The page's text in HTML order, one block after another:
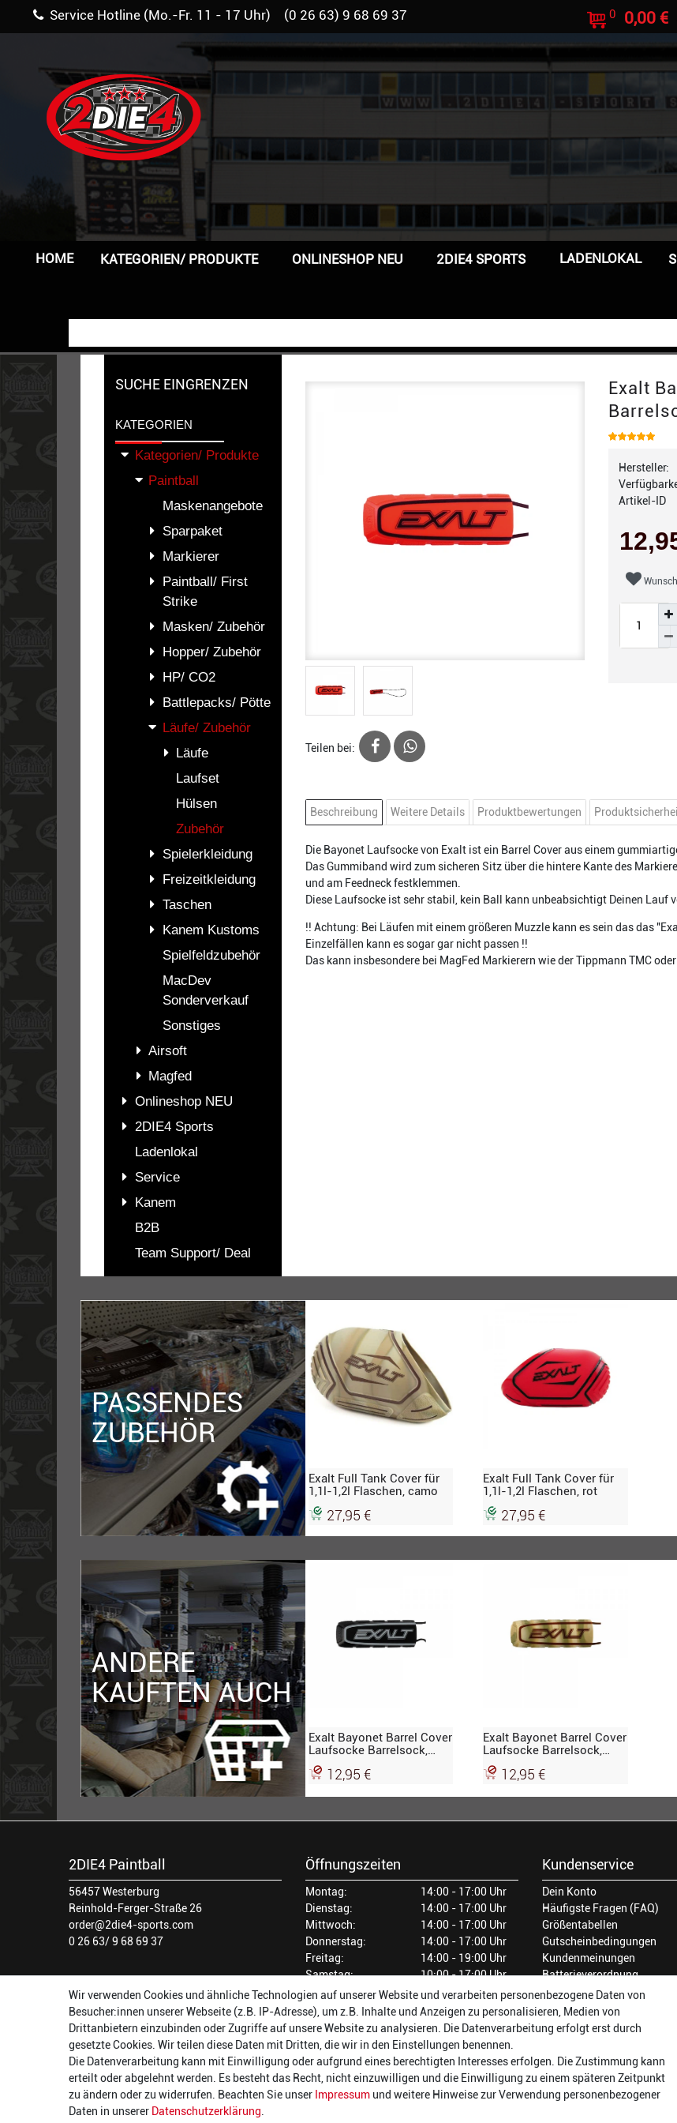
Service Hotline (Mo.-Fr. 11 - 17 Uhr) (0 26 63) 9 68 69 37 0 0,00 €
HOME KATEGORIEN/ PRODUKTE ONLINESHOP NEU 2DIE4 SPORTS LADENLOKAL
SUCHE EINGRENZEN
KATEGORIEN
Kategorien/ Produkte
Paintball
Maskenangebote
Sparpaket
Markierer
Paintball/ First
Strike
Masken/ Zubehör
Hopper/ Zubehör
HP/ CO2
Battlepacks/ Pötte
Läufe/ Zubehör
Läufe
Laufset
Hülsen
Zubehör
Spielerkleidung
Freizeitkleidung
Taschen
Kanem Kustoms
Spielfeldzubehör
MacDev
Sonderverkauf
Sonstiges
Airsoft
Magfed
Onlineshop NEU
2DIE4 Sports
Ladenlokal
Service
Kanem
B2B
Team Support/ Deal
Teilen bei:
Exalt
Hersteller:
Artikel-ID
Beschreibung Weitere Details Produktbewertungen
Die Bayonet Laufsocke von Exalt ist ein Barrel Cover aus einem
Das Gummiband wird zum sicheren Sitz über die hintere Kante des
und am Feedneck festklemmen.
Diese Laufsocke ist sehr stabil, kein Ball kann unbeabsichtigt Deinen Lauf
!! Achtung: Bei Läufen mit einem größeren Muzzle kann es sein das das
Einzelfällen kann es sogar gar nicht passen !!
Das kann insbesondere bei MagFed Markierern wie der Tippmann TMC
PASSENDES
ZUBEHÖR
Exalt Full Tank Cover für
1,1l-1,2l Flaschen, camo
27,95 €
Exalt Full Tank Cover für
1,1l-1,2l Flaschen, rot
27,95 €
ANDERE
KAUFTEN AUCH
Exalt Bayonet Barrel Cover
Laufsocke Barrelsock,
schwarz
12,95 €
Exalt Bayonet Barrel Cover
Laufsocke Barrelsock,
camo
12,95 €
2DIE4 Paintball
56457 Westerburg
Reinhold-Ferger-Straße 26
order@2die4-sports.com
0 26 63/ 9 68 69 37
Öffnungszeiten
Montag:
14:00 - 17:00 Uhr
Dienstag:
14:00 - 17:00 Uhr
Mittwoch:
14:00 - 17:00 Uhr
Donnerstag:
14:00 - 17:00 Uhr
Freitag:
14:00 - 19:00 Uhr
Samstag:
10:00 - 17:00 Uhr
Kundenservice
Dein Konto
Häufigste Fragen (FAQ)
Größentabellen
Gutscheinbedingungen
Kundenmeinungen
Batterieverordnung
Versand und Zahlarten
Vertrag widerrufen
AGB Datenschutz Widerrufsrecht Impressum
Wir verwenden Cookies und ähnliche Technologien auf unserer Website und verarbeiten personenbezogene Daten von
Besucher:innen unserer Webseite (z.B. IP-Adresse), um z.B. Inhalte und Anzeigen zu personalisieren, Medien von
Drittanbietern einzubinden oder Zugriffe auf unsere Website zu analysieren. Die Datenverarbeitung erfolgt erst durch
gesetzte Cookies. Wir teilen diese Daten mit Dritten, die wir in den Einstellungen benennen.
Die Datenverarbeitung kann mit Einwilligung oder aufgrund eines berechtigten Interesses erfolgen. Die Zustimmung kann
erteilt oder abgelehnt werden. Es besteht das Recht, nicht einzuwilligen und die Einwilligung zu einem späteren Zeitpunkt
zu ändern oder zu widerrufen. Beachten Sie unser Impressum und weitere Hinweise zur Verwendung personenbezogener
Daten in unserer Daten­schutz­erklärung